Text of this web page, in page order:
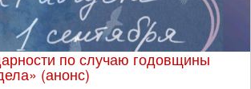
по случаю годовщины
(анонс)